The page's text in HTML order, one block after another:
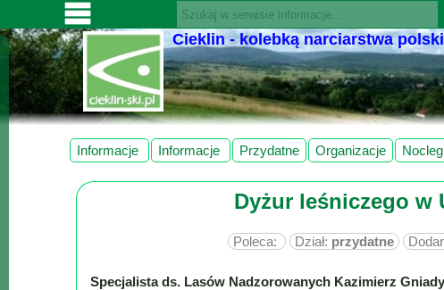
SERWISY
CIEKLIN-
SKI.PL
Wiadomości
Cieklin - kolebką narciarstwa
Informacje Informacje Przydatne Organizacje
Dyżur leśniczego w
Poleca: Dział: przydatne
Specjalista ds. Lasów Nadzorowanych Kazimierz